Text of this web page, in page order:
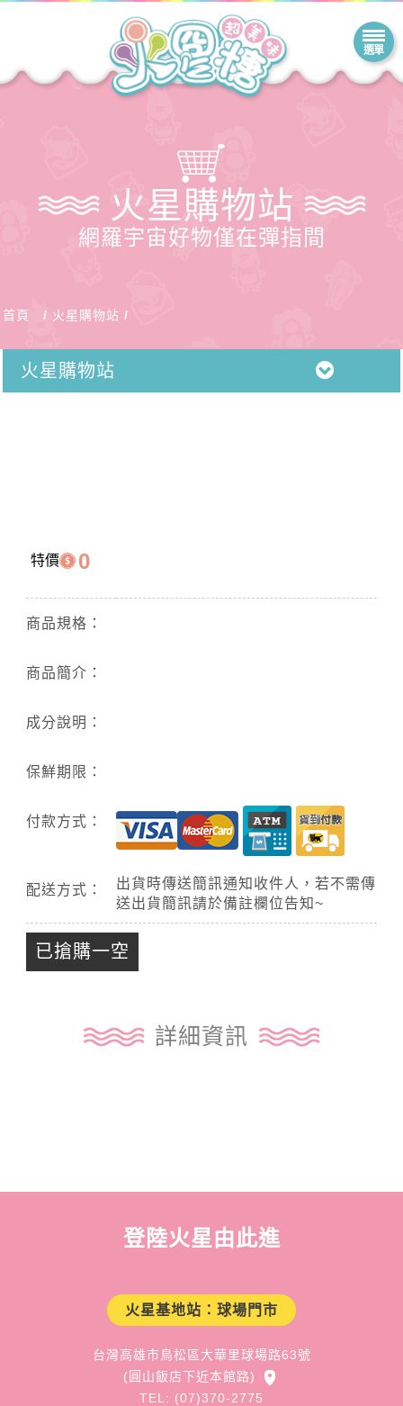
火星購物站
網羅宇宙好物僅在彈指間
首頁 火星購物站
火星購物站
特價 0
商品規格：
商品簡介：
成分說明：
保鮮期限：
付款方式：
配送方式：
出貨時傳送簡訊通知收件人，若不需傳
送出貨簡訊請於備註欄位告知~
已搶購一空
詳細資訊
登陸火星由此進
火星基地站：球場門市
台灣高雄市鳥松區大華里球場路63號
(圓山飯店下近本館路)
TEL: (07)370-2775